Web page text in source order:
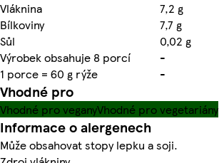
Vláknina
7,2 g
Bílkoviny
7,7 g
Sůl
0,02 g
Výrobek obsahuje 8 porcí
-
1 porce = 60 g rýže
-
Vhodné pro
Vhodné pro veganyVhodné pro vegetariány
Informace o alergenech
Může obsahovat stopy lepku a soji.